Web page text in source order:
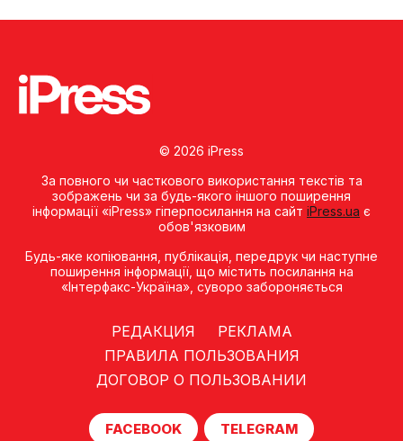
© 2026 iPress
За повного чи часткового використання текстів та
зображень чи за будь-якого іншого поширення
інформації «iPress» гіперпосилання на сайт iPress.ua є
обов'язковим
Будь-яке копiювання, публiкацiя, передрук чи наступне
поширення iнформацiї, що мiстить посилання на
«Iнтерфакс-Україна», суворо забороняється
РЕДАКЦИЯ
РЕКЛАМА
ПРАВИЛА ПОЛЬЗОВАНИЯ
ДОГОВОР О ПОЛЬЗОВАНИИ
FACEBOOK TELEGRAM